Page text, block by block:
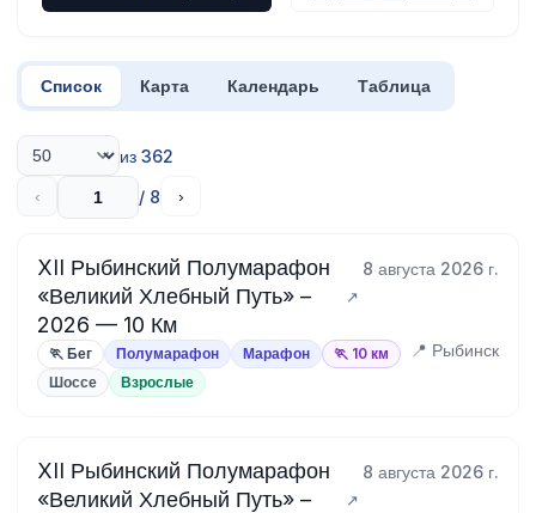
Список Карта Календарь Таблица
из 362
‹ / 8 ›
XII Рыбинский Полумарафон
«Великий Хлебный Путь» –
2026 — 10 Км
8 августа 2026 г.
🏃 Бег Полумарафон Марафон 🏃 10 км 📍 Рыбинск
Шоссе Взрослые
XII Рыбинский Полумарафон
«Великий Хлебный Путь» –
8 августа 2026 г.